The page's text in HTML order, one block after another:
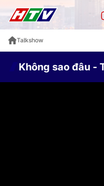
Talkshow
Không sao đâu -